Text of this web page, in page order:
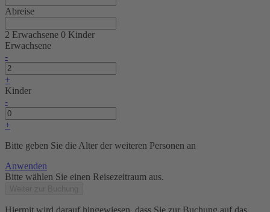
Abreise
2 Erwachsene 0 Kinder
Erwachsene
-
+
Kinder
-
+
Bitte geben Sie die Alter der weiteren Personen an
Anwenden
Bitte wählen Sie einen Reisezeitraum aus.